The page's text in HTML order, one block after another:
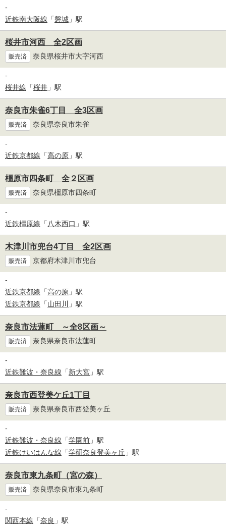
-
近鉄南大阪線 「磐城 」駅
桜井市河西 全2区画
販売済 奈良県桜井市大字河西
-
桜井線 「桜井 」駅
奈良市朱雀6丁目 全3区画
販売済 奈良県奈良市朱雀
-
近鉄京都線 「高の原 」駅
橿原市四条町 全２区画
販売済 奈良県橿原市四条町
-
近鉄橿原線 「 八木西口 」駅
木津川市兜台4丁目 全2区画
販売済 京都府木津川市兜台
-
近鉄京都線 「高の原 」駅
近鉄京都線 「山田川 」駅
奈良市法蓮町 ～全8区画～
販売済 奈良県奈良市法蓮町
-
近鉄難波・奈良線 「新大宮 」駅
奈良市西登美ケ丘1丁目
販売済 奈良県奈良市西登美ヶ丘
-
近鉄難波・奈良線 「学園前 」駅
近鉄けいはんな線 「学研奈良登美ヶ丘 」駅
奈良市東九条町（宮の森）
販売済 奈良県奈良市東九条町
-
関西本線 「奈良 」駅